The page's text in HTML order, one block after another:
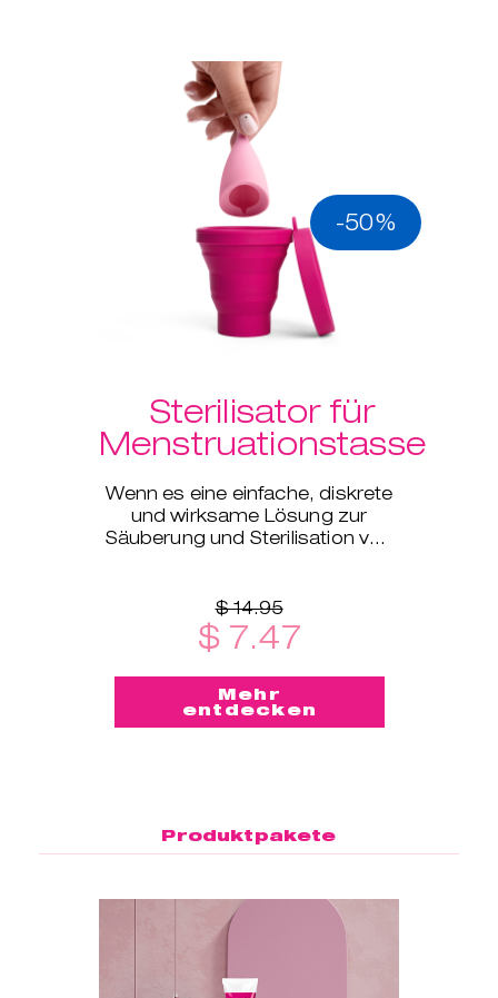
-50%
Sterilisator für
Menstruationstasse
Wenn es eine einfache, diskrete
und wirksame Lösung zur
Säuberung und Sterilisation von
$ 14.95
$ 7.47
Mehr
entdecken
Produktpakete